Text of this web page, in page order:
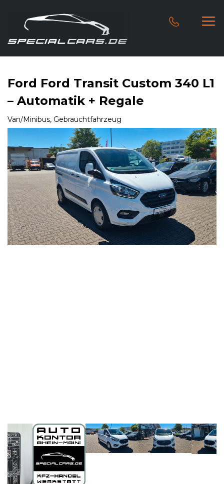
Ford Ford Transit Custom 340 L1
– Automatik + Regale
Van/Minibus, Gebrauchtfahrzeug